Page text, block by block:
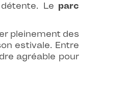
Le parc
pleinement des
estivale. Entre
agréable pour